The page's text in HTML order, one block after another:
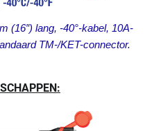
(16″) lang, -40°-kabel, 10A-
TM-/KET-connector.